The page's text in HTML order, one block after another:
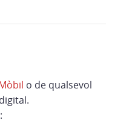
o de qualsevol